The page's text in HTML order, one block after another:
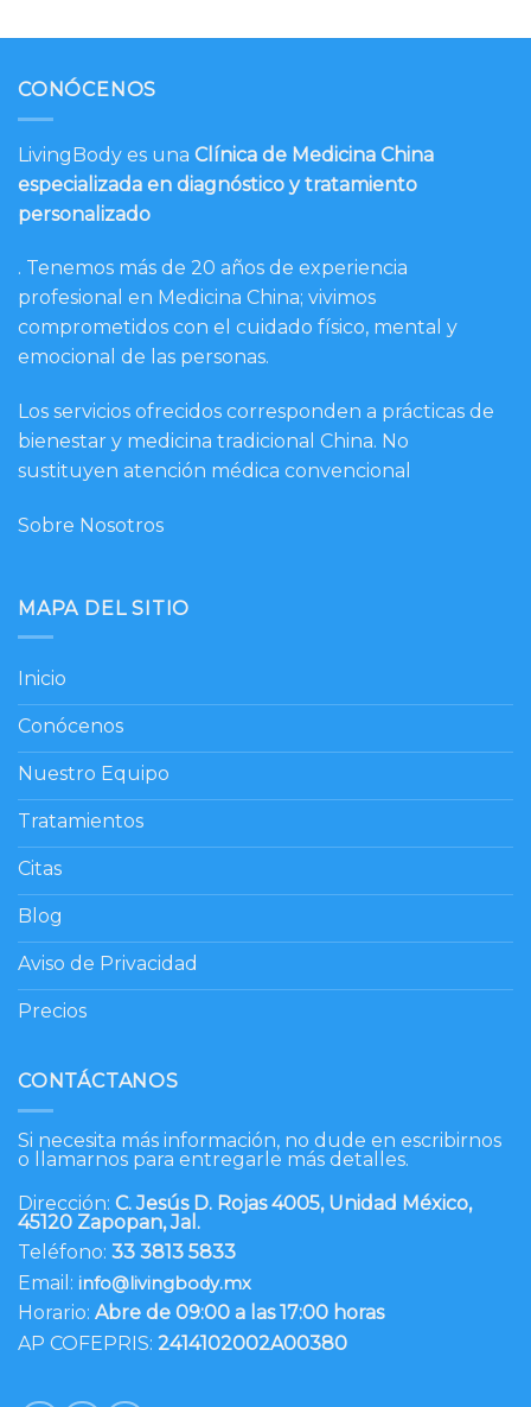
CONÓCENOS
LivingBody es una Clínica de Medicina China
especializada en diagnóstico y tratamiento
personalizado
. Tenemos más de 20 años de experiencia
profesional en Medicina China; vivimos
comprometidos con el cuidado físico, mental y
emocional de las personas.
Los servicios ofrecidos corresponden a prácticas de
bienestar y medicina tradicional China. No
sustituyen atención médica convencional
Sobre Nosotros
MAPA DEL SITIO
Inicio
Conócenos
Nuestro Equipo
Tratamientos
Citas
Blog
Aviso de Privacidad
Precios
CONTÁCTANOS
Si necesita más información, no dude en escribirnos
o llamarnos para entregarle más detalles.
Dirección: C. Jesús D. Rojas 4005, Unidad México,
45120 Zapopan, Jal.
Teléfono: 33 3813 5833
Email: info@livingbody.mx
Horario: Abre de 09:00 a las 17:00 horas
AP COFEPRIS: 2414102002A00380